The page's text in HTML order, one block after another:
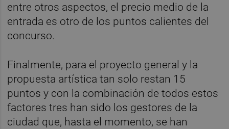
entre otros aspectos, el precio medio de la
entrada es otro de los puntos calientes del
concurso.
Finalmente, para el proyecto general y la
propuesta artística tan solo restan 15
puntos y con la combinación de todos estos
factores tres han sido los gestores de la
ciudad que, hasta el momento, se han